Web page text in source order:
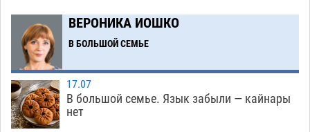
в музее Пушкина в Москве
06.08 251
13:50
Мэрия Астрахани переводит городские
зеленые зоны на автоматический полив
13:13
Скончался второй ребенок после пожара в
Астрахани
ВЕРОНИКА ИОШКО
В БОЛЬШОЙ СЕМЬЕ
17.07
В большой семье. Язык забыли — кайнары
нет